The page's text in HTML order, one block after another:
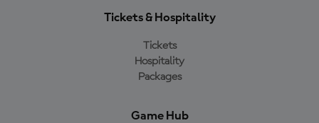
Tickets & Hospitality
Tickets
Hospitality
Packages
Game Hub